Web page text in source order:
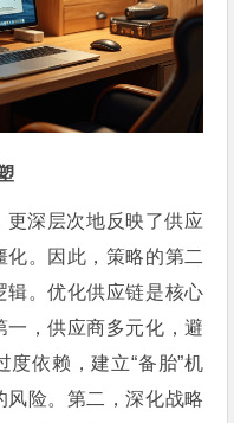
深层次地反映了供应
。因此，策略的第二
辑。优化供应链是核心
，供应商多元化，避
依赖，建立“备胎”机
险。第二，深化战略